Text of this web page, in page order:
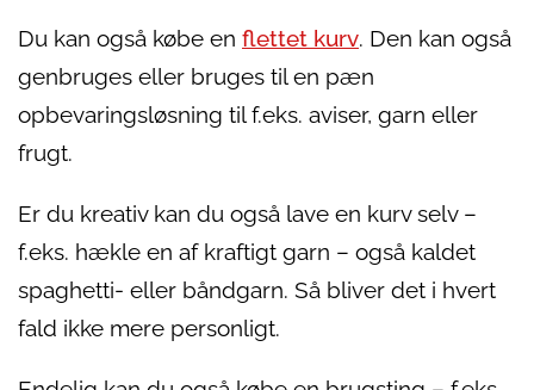
Du kan også købe en flettet kurv. Den kan også
genbruges eller bruges til en pæn
opbevaringsløsning til f.eks. aviser, garn eller
frugt.
Er du kreativ kan du også lave en kurv selv –
f.eks. hækle en af kraftigt garn – også kaldet
spaghetti- eller båndgarn. Så bliver det i hvert
fald ikke mere personligt.